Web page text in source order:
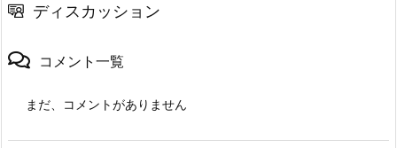
ディスカッション
コメント一覧
まだ、コメントがありません